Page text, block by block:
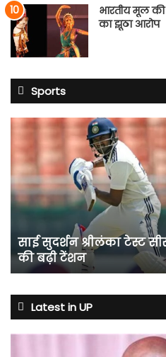
भारतीय मूल की
का झूठा आरोप
Sports
साई
श्रीलंका
सीरीज
से
मैनेजमेंट
की
बढ़ी
साई सुदर्शन श्रीलंका टेस्ट
की बढ़ी टेंशन
Latest in UP